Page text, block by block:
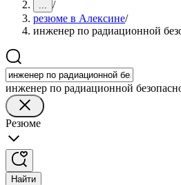
... /
резюме в Алексине/
инженер по радиационной
инженер по радиационной
Резюме
Найти